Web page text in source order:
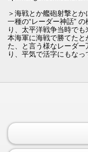
＞海戦とか艦砲射撃と
一種の“レーダー神話”
り、太平洋戦争当時で
本海軍に海戦で勝てた
た、と言う様なレーダ
り、平気で活字にもなっ